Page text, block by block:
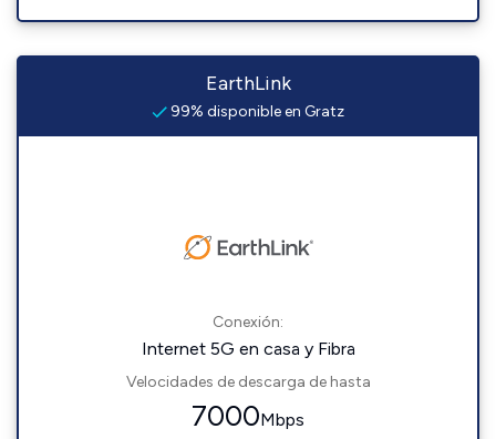
EarthLink
99% disponible en Gratz
Conexión:
Internet 5G en casa y Fibra
Velocidades de descarga de hasta
7000Mbps